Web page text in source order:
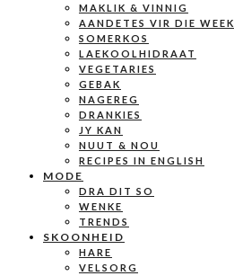
MAKLIK & VINNIG
AANDETES VIR DIE WEEK
SOMERKOS
LAEKOOLHIDRAAT
VEGETARIES
GEBAK
NAGEREG
DRANKIES
JY KAN
NUUT & NOU
RECIPES IN ENGLISH
MODE
DRA DIT SO
WENKE
TRENDS
SKOONHEID
HARE
VELSORG